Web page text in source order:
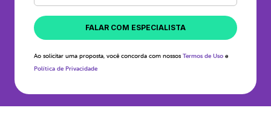
FALAR COM ESPECIALISTA
Ao solicitar uma proposta, você concorda com nossos Termos de Uso e
Política de Privacidade